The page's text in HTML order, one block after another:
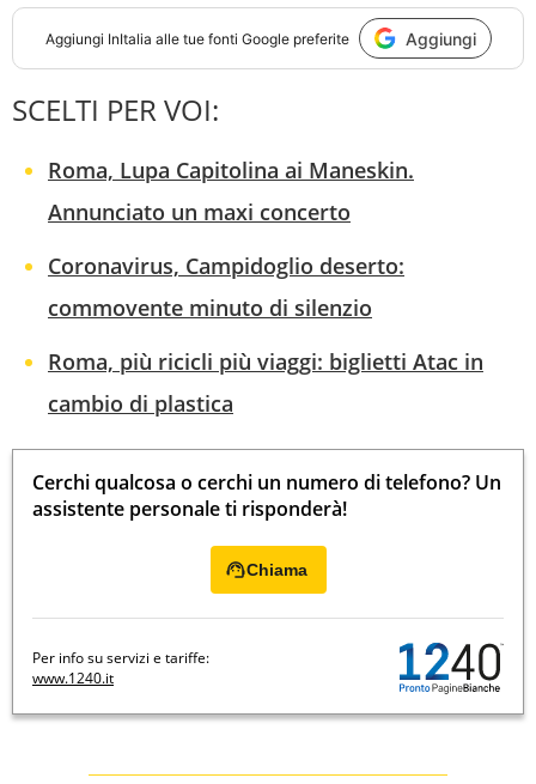
Aggiungi InItalia alle tue fonti Google preferite Aggiungi
SCELTI PER VOI:
Roma, Lupa Capitolina ai Maneskin.
Annunciato un maxi concerto
Coronavirus, Campidoglio deserto:
commovente minuto di silenzio
Roma, più ricicli più viaggi: biglietti Atac in
cambio di plastica
Cerchi qualcosa o cerchi un numero di telefono? Un
assistente personale ti risponderà!
Chiama
Per info su servizi e tariffe:
www.1240.it